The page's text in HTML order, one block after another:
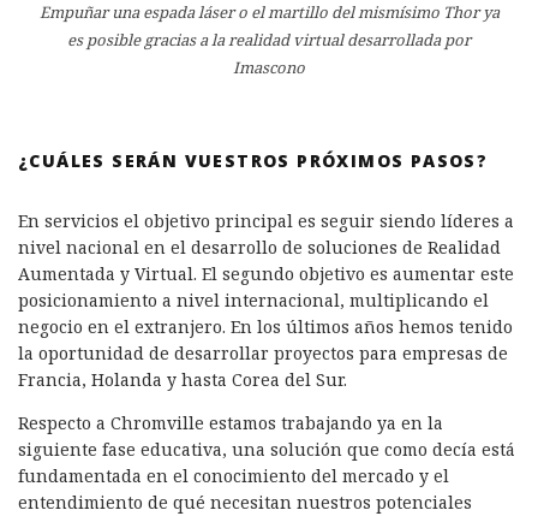
Empuñar una espada láser o el martillo del mismísimo Thor ya
es posible gracias a la realidad virtual desarrollada por
Imascono
¿CUÁLES SERÁN VUESTROS PRÓXIMOS PASOS?
En servicios el objetivo principal es seguir siendo líderes a
nivel nacional en el desarrollo de soluciones de Realidad
Aumentada y Virtual. El segundo objetivo es aumentar este
posicionamiento a nivel internacional, multiplicando el
negocio en el extranjero. En los últimos años hemos tenido
la oportunidad de desarrollar proyectos para empresas de
Francia, Holanda y hasta Corea del Sur.
Respecto a Chromville estamos trabajando ya en la
siguiente fase educativa, una solución que como decía está
fundamentada en el conocimiento del mercado y el
entendimiento de qué necesitan nuestros potenciales